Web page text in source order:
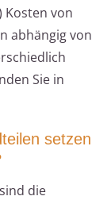
Kosten von
abhängig von
Sie in
setzen
die